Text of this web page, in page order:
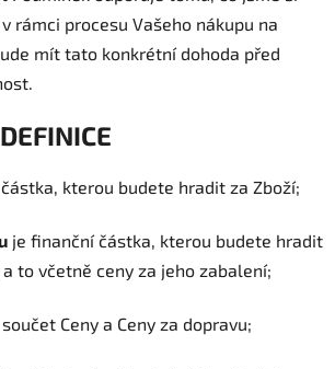
rámci procesu Vašeho nákupu na
mít tato konkrétní dohoda před
kterou budete hradit za Zboží;
je finanční částka, kterou budete hradit
to včetně ceny za jeho zabalení;
Ceny a Ceny za dopravu;